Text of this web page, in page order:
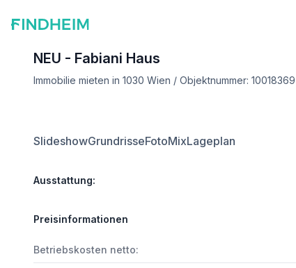
NEU - Fabiani Haus
Immobilie mieten in 1030 Wien / Objektnummer: 10018369
SlideshowGrundrisseFotoMixLageplan
Ausstattung:
Preisinformationen
Betriebskosten netto: